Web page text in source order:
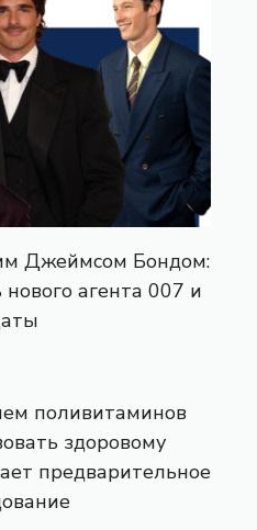
Джеймсом Бондом:
агента 007 и